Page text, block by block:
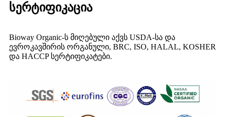
სერტიფიკაცია
Bioway Organic-ს მიღებული აქვს USDA-სა და
ევროკავშირის ორგანული, BRC, ISO, HALAL, KOSHER
და HACCP სერტიფიკატები.